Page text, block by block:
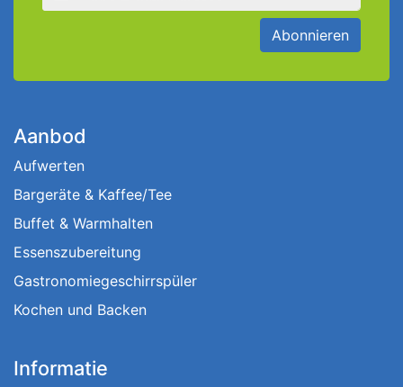
Abonnieren
Aanbod
Aufwerten
Bargeräte & Kaffee/Tee
Buffet & Warmhalten
Essenszubereitung
Gastronomiegeschirrspüler
Kochen und Backen
Informatie